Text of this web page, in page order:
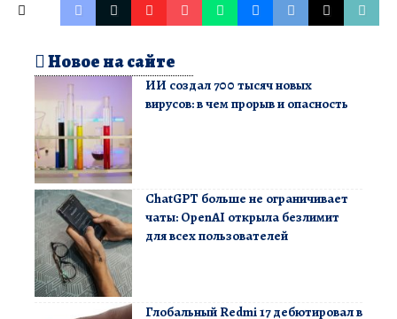
Новое на сайте
ИИ создал 700 тысяч новых
вирусов: в чем прорыв и опасность
ChatGPT больше не ограничивает
чаты: OpenAI открыла безлимит
для всех пользователей
Глобальный Redmi 17 дебютировал в